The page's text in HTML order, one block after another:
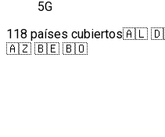
5G
118 países cubiertos🇦🇱
🇦🇿 🇧🇪 🇧🇴